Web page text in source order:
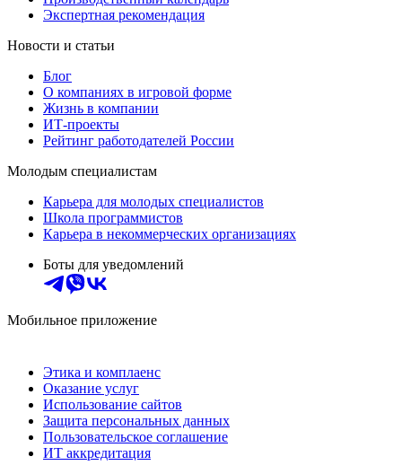
Экспертная рекомендация
Новости и статьи
Блог
О компаниях в игровой форме
Жизнь в компании
ИТ-проекты
Рейтинг работодателей России
Молодым специалистам
Карьера для молодых специалистов
Школа программистов
Карьера в некоммерческих организациях
Боты для уведомлений
Мобильное приложение
Этика и комплаенс
Оказание услуг
Использование сайтов
Защита персональных данных
Пользовательское соглашение
ИТ аккредитация